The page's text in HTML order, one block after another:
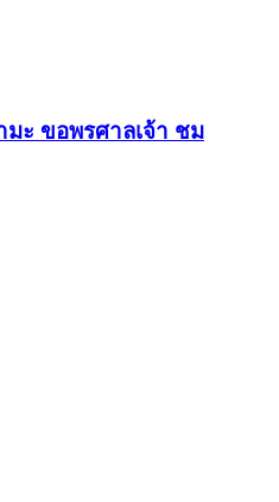
ะ ขอพรศาลเจ้า ชม